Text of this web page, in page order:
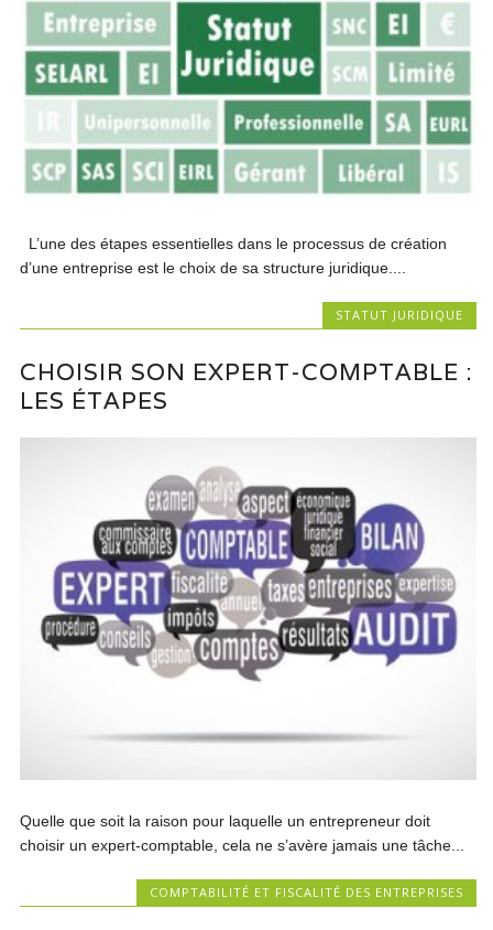
L’une des étapes essentielles dans le processus de création
d’une entreprise est le choix de sa structure juridique....
STATUT JURIDIQUE
CHOISIR SON EXPERT-COMPTABLE :
LES ÉTAPES
Quelle que soit la raison pour laquelle un entrepreneur doit
choisir un expert-comptable, cela ne s’avère jamais une tâche...
COMPTABILITÉ ET FISCALITÉ DES ENTREPRISES